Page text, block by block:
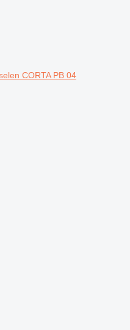
CORTA PB 04